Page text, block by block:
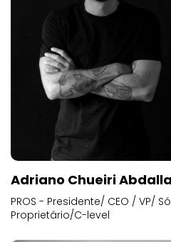
Adriano Chueiri Abdalla
PROS - Presidente/ CEO / VP/
Proprietário/C-level